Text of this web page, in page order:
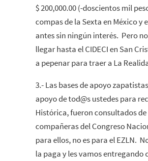
$ 200,000.00 (-doscientos mil
compas de la Sexta en México y
antes sin ningún interés. Pero
llegar hasta el CIDECI en San
a pepenar para traer a La
3.- Las bases de apoyo
apoyo de tod@s ustedes para
Histórica, fueron consultados
compañeras del Congreso
para ellos, no es para el EZLN.
la paga y les vamos entregando